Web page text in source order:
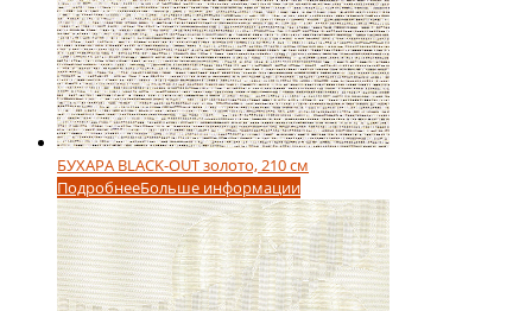
БУХАРА BLACK-OUT золото, 210 см
ПодробнееБольше информации